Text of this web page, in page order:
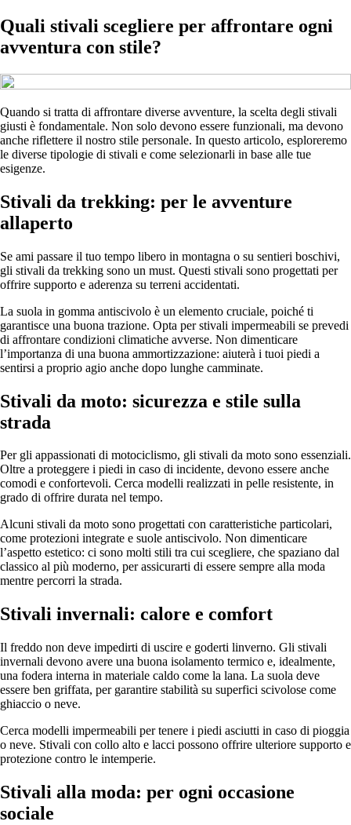
Quali stivali scegliere per affrontare ogni
avventura con stile?
Quando si tratta di affrontare diverse avventure, la scelta degli stivali
giusti è fondamentale. Non solo devono essere funzionali, ma devono
anche riflettere il nostro stile personale. In questo articolo, esploreremo
le diverse tipologie di stivali e come selezionarli in base alle tue
esigenze.
Stivali da trekking: per le avventure
allaperto
Se ami passare il tuo tempo libero in montagna o su sentieri boschivi,
gli stivali da trekking sono un must. Questi stivali sono progettati per
offrire supporto e aderenza su terreni accidentati.
La suola in gomma antiscivolo è un elemento cruciale, poiché ti
garantisce una buona trazione. Opta per stivali impermeabili se prevedi
di affrontare condizioni climatiche avverse. Non dimenticare
l’importanza di una buona ammortizzazione: aiuterà i tuoi piedi a
sentirsi a proprio agio anche dopo lunghe camminate.
Stivali da moto: sicurezza e stile sulla
strada
Per gli appassionati di motociclismo, gli stivali da moto sono essenziali.
Oltre a proteggere i piedi in caso di incidente, devono essere anche
comodi e confortevoli. Cerca modelli realizzati in pelle resistente, in
grado di offrire durata nel tempo.
Alcuni stivali da moto sono progettati con caratteristiche particolari,
come protezioni integrate e suole antiscivolo. Non dimenticare
l’aspetto estetico: ci sono molti stili tra cui scegliere, che spaziano dal
classico al più moderno, per assicurarti di essere sempre alla moda
mentre percorri la strada.
Stivali invernali: calore e comfort
Il freddo non deve impedirti di uscire e goderti linverno. Gli stivali
invernali devono avere una buona isolamento termico e, idealmente,
una fodera interna in materiale caldo come la lana. La suola deve
essere ben griffata, per garantire stabilità su superfici scivolose come
ghiaccio o neve.
Cerca modelli impermeabili per tenere i piedi asciutti in caso di pioggia
o neve. Stivali con collo alto e lacci possono offrire ulteriore supporto e
protezione contro le intemperie.
Stivali alla moda: per ogni occasione
sociale